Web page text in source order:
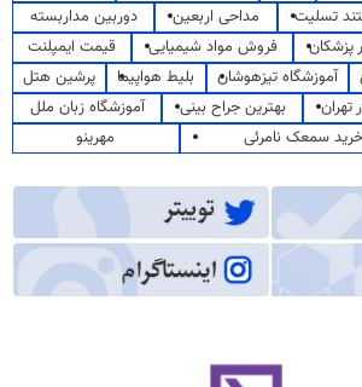
تسلیت مداحی اربعین
دوربین مداربسته
پزشکان
فروش مواد شیمیایی
قیمت ایمپلنت
آموزشگاه تیزهوشان بلیط هواپیما
پرشین هتل
تهران
بهترین جراح بینی
آموزشگاه زبان ملل
سمعک نامرئی
مهرینو